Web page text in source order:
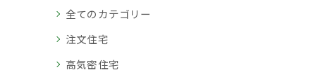
全てのカテゴリー
注文住宅
高気密住宅